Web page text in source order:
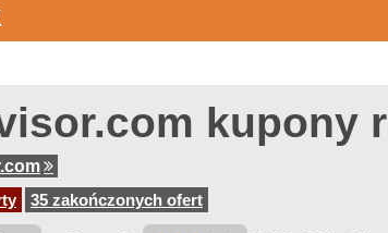
kupony
35 zakończonych ofert